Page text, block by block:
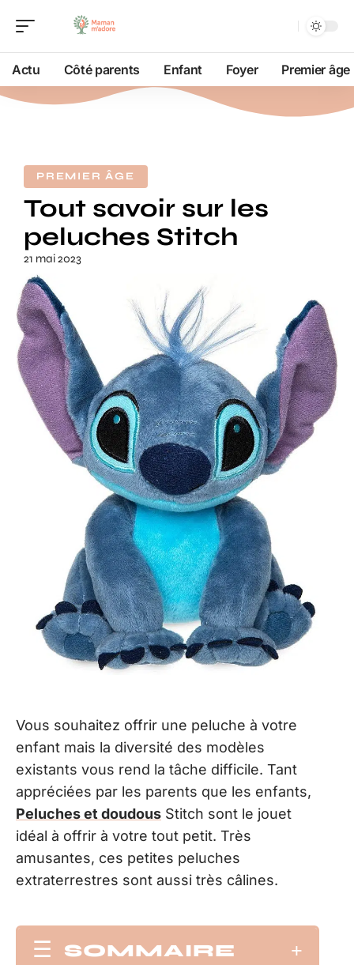
Actu Côté parents Enfant Foyer Premier âge
PREMIER ÂGE
Tout savoir sur les
peluches Stitch
21 mai 2023
Vous souhaitez offrir une peluche à votre
enfant mais la diversité des modèles
existants vous rend la tâche difficile. Tant
appréciées par les parents que les enfants,
Peluches et doudous Stitch sont le jouet
idéal à offrir à votre tout petit. Très
amusantes, ces petites peluches
extraterrestres sont aussi très câlines.
SOMMAIRE